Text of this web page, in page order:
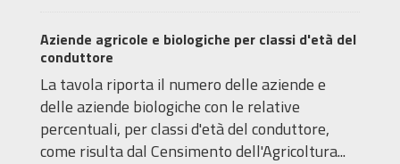
Aziende agricole e biologiche per classi d'età del
conduttore
La tavola riporta il numero delle aziende e
delle aziende biologiche con le relative
percentuali, per classi d'età del conduttore,
come risulta dal Censimento dell'Agricoltura...